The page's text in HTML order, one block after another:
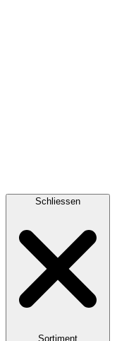
Schliessen
Sortiment